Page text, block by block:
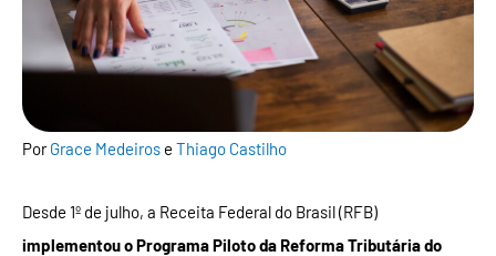
PorGrace Medeiros e Thiago Castilho
Desde 1º de julho, a Receita Federal do Brasil (RFB)
implementou o Programa Piloto da Reforma Tributária do